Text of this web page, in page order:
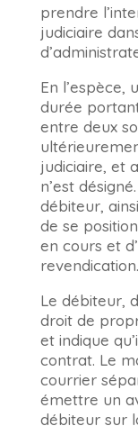
prendre
judiciaire
En l’espèce,
durée
entre deux
judiciaire, et
n’est
débiteur,
de se
en cours et
revendication.
Le débiteur,
droit de
et indique
contrat. Le
courrier
émettre un
débiteur sur